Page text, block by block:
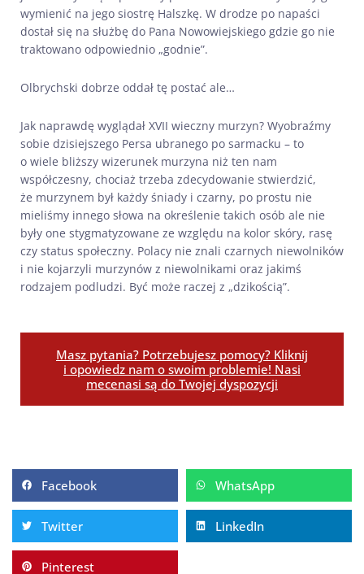
wymienić na jego siostrę Halszkę. W drodze po napaści
dostał się na służbę do Pana Nowowiejskiego gdzie go nie
traktowano odpowiednio „godnie”.
Olbrychski dobrze oddał tę postać ale…
Jak naprawdę wyglądał XVII wieczny murzyn? Wyobraźmy
sobie dzisiejszego Persa ubranego po sarmacku – to
o wiele bliższy wizerunek murzyna niż ten nam
współczesny, chociaż trzeba zdecydowanie stwierdzić,
że murzynem był każdy śniady i czarny, po prostu nie
mieliśmy innego słowa na określenie takich osób ale nie
były one stygmatyzowane ze względu na kolor skóry, rasę
czy status społeczny. Polacy nie znali czarnych niewolników
i nie kojarzyli murzynów z niewolnikami oraz jakimś
rodzajem podludzi. Być może raczej z „dzikością”.
Masz pytania? Potrzebujesz pomocy? Kliknij
i opowiedz nam o swoim problemie! Nasi
mecenasi są do Twojej dyspozycji
Facebook WhatsApp
Twitter LinkedIn
Pinterest